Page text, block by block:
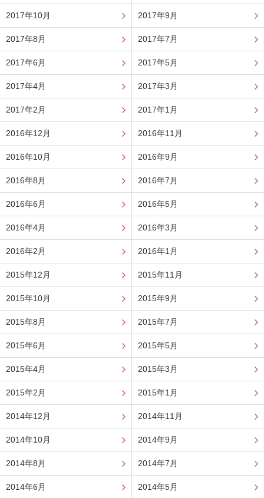
2017年10月 2017年9月
2017年8月 2017年7月
2017年6月 2017年5月
2017年4月 2017年3月
2017年2月 2017年1月
2016年12月 2016年11月
2016年10月 2016年9月
2016年8月 2016年7月
2016年6月 2016年5月
2016年4月 2016年3月
2016年2月 2016年1月
2015年12月 2015年11月
2015年10月 2015年9月
2015年8月 2015年7月
2015年6月 2015年5月
2015年4月 2015年3月
2015年2月 2015年1月
2014年12月 2014年11月
2014年10月 2014年9月
2014年8月 2014年7月
2014年6月 2014年5月